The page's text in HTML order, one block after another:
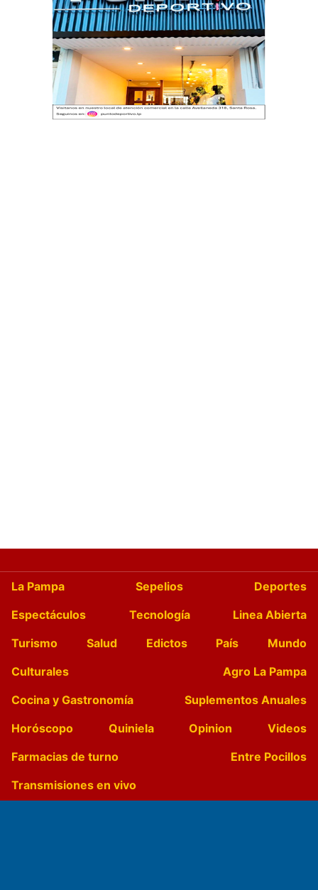
La Pampa Sepelios
Deportes
Espectáculos
Tecnología
Linea Abierta
Turismo
Salud Edictos País
Mundo
Culturales
Agro La Pampa
Cocina y Gastronomía
Suplementos Anuales
Horóscopo
Quiniela Opinion
Videos
Farmacias de turno
Entre Pocillos
Transmisiones en vivo